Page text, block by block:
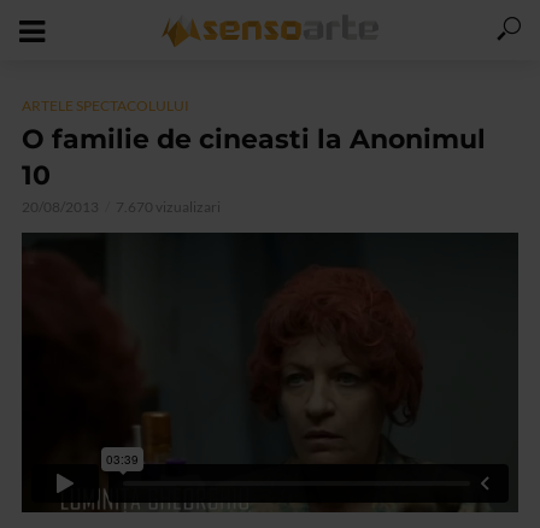
ARTELE SPECTACOLULUI
O familie de cineasti la Anonimul
10
20/08/2013 7.670 vizualizari